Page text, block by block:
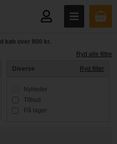
køb over 800 kr.
Ryd alle filtre
Diverse Ryd filter
Nyheder
Tilbud
På lager